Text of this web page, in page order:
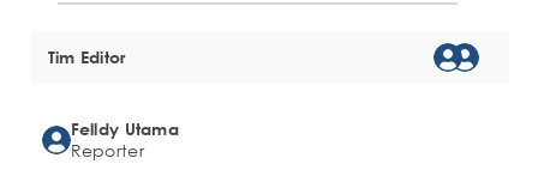
Tim Editor
Felldy Utama
Reporter